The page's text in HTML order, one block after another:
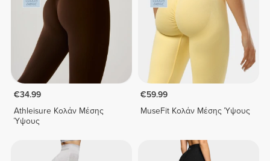
€34.99
Athleisure Κολάν Μέσης
Ύψους
€59.99
MuseFit Κολάν Μέσης Ύψους